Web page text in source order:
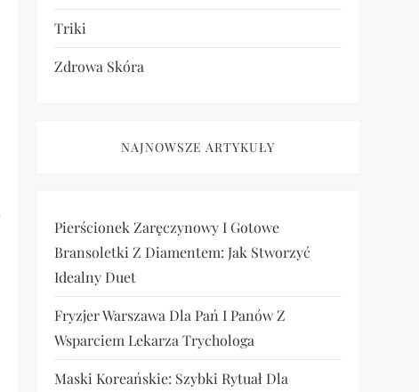
Triki
Zdrowa Skóra
NAJNOWSZE ARTYKUŁY
Pierścionek Zaręczynowy I Gotowe
Bransoletki Z Diamentem: Jak Stworzyć
Idealny Duet
Fryzjer Warszawa Dla Pań I Panów Z
Wsparciem Lekarza Trychologa
Maski Koreańskie: Szybki Rytuał Dla